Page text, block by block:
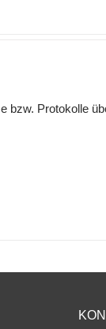
bzw. Protokolle